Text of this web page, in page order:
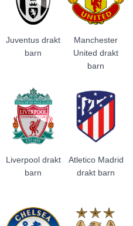
Juventus drakt
barn
Manchester
United drakt
barn
Liverpool drakt
barn
Atletico Madrid
drakt barn